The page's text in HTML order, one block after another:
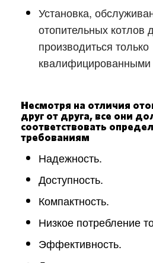
Установка,
отопительных котлов
производиться только
квалифицированными
Несмотря на отличия
друг от друга, все они
соответствовать
требованиям
Надежность.
Доступность.
Компактность.
Низкое потребление
Эффективность.